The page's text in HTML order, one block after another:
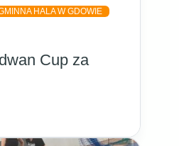
HALA W GDOWIE
Cup za